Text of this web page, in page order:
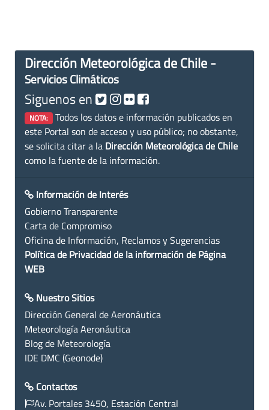
Dirección Meteorológica de Chile -
Servicios Climáticos
Siguenos en
NOTA: Todos los datos e información publicados en
este Portal son de acceso y uso público; no obstante,
se solicita citar a la Dirección Meteorológica de Chile
como la fuente de la información.
Información de Interés
Gobierno Transparente
Carta de Compromiso
Oficina de Información, Reclamos y Sugerencias
Política de Privacidad de la información de Página
WEB
Nuestro Sitios
Dirección General de Aeronáutica
Meteorología Aeronáutica
Blog de Meteorología
IDE DMC (Geonode)
Contactos
Av. Portales 3450, Estación Central